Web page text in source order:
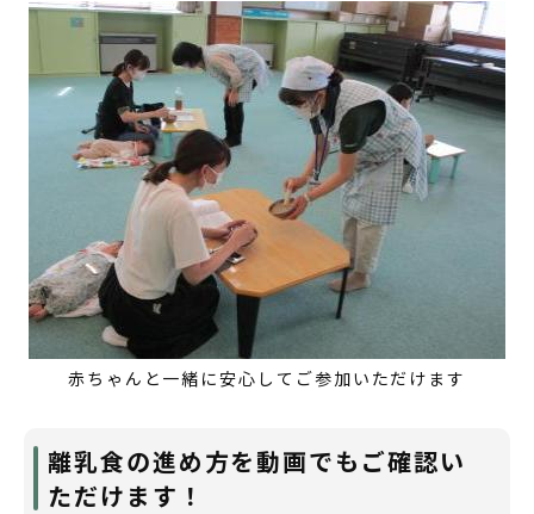
赤ちゃんと一緒に安心してご参加いただけます
離乳食の進め方を動画でもご確認い
ただけます！